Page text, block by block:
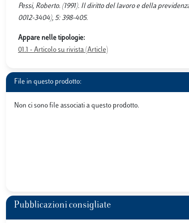
Pessi, Roberto. (1991). Il diritto del lavoro e della
0012-3404), 5: 398-405.
Appare nelle tipologie:
01.1 - Articolo su rivista (Article)
File in questo prodotto:
Non ci sono file associati a questo prodotto.
Pubblicazioni consigliate